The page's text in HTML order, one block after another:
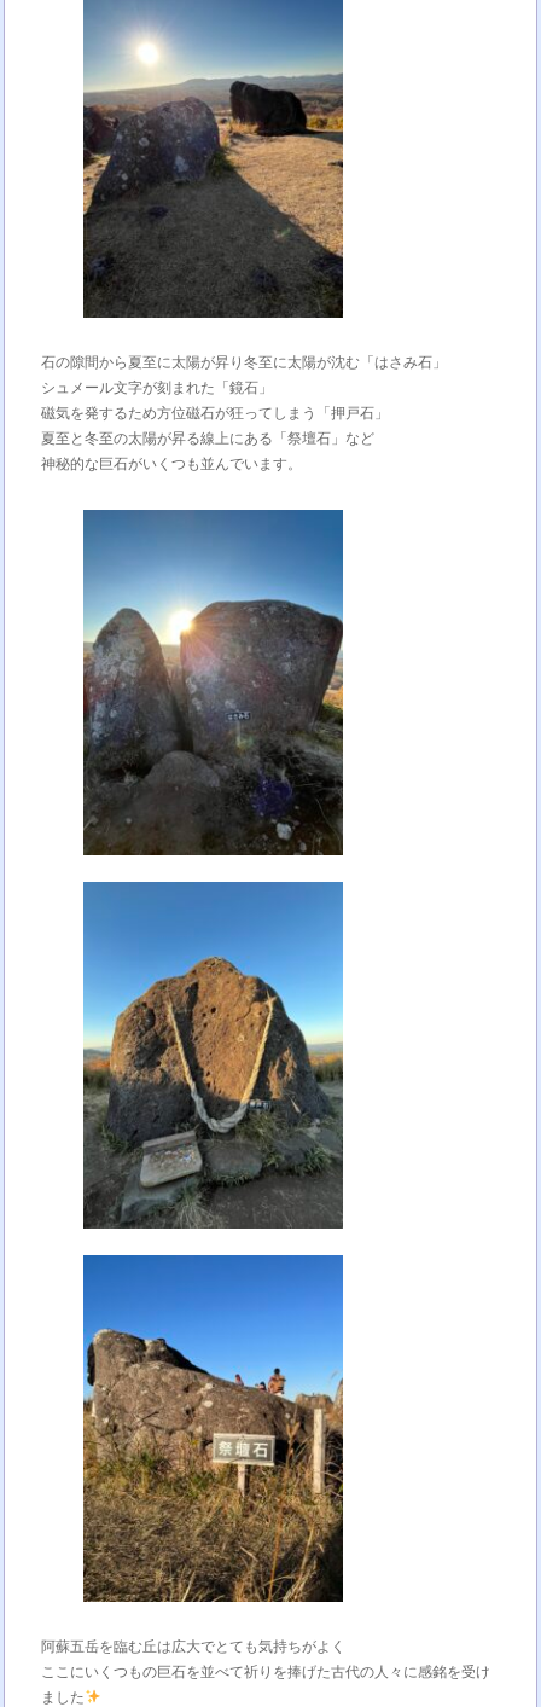
石の隙間から夏至に太陽が昇り冬至に太陽が沈む「はさみ石」
シュメール文字が刻まれた「鏡石」
磁気を発するため方位磁石が狂ってしまう「押戸石」
夏至と冬至の太陽が昇る線上にある「祭壇石」など
神秘的な巨石がいくつも並んでいます。
阿蘇五岳を臨む丘は広大でとても気持ちがよく
ここにいくつもの巨石を並べて祈りを捧げた古代の人々に感銘を受け
ました